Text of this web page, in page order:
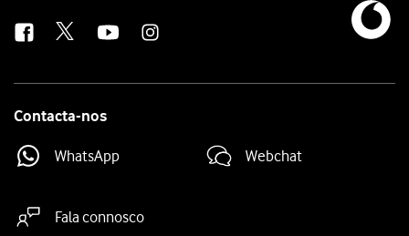
Contacta-nos
WhatsApp Webchat
Fala connosco